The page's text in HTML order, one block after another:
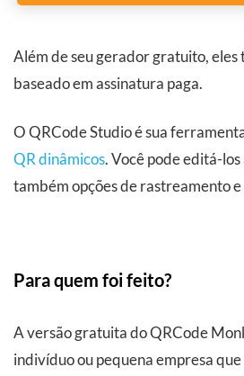
Além de seu gerador gratuito, eles
baseado em assinatura paga.
O QRCode Studio é sua
QR dinâmicos. Você pode editá-
também opções de rastreamento
Para quem foi feito?
A versão gratuita do QRCode
indivíduo ou pequena empresa